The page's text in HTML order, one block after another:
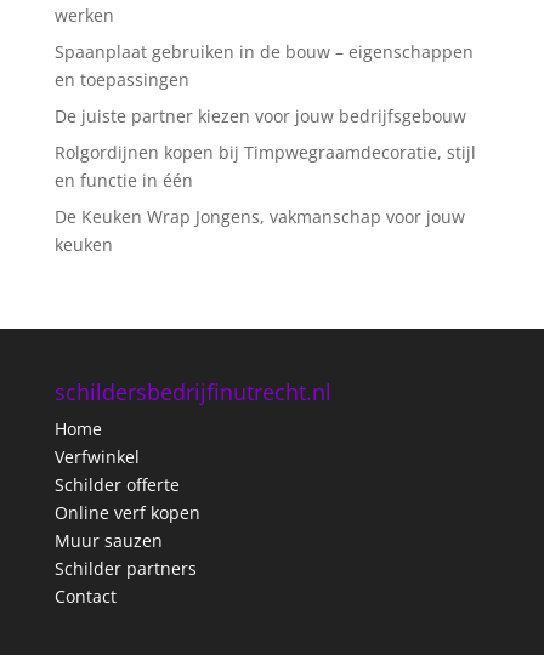
werken
Spaanplaat gebruiken in de bouw – eigenschappen
en toepassingen
De juiste partner kiezen voor jouw bedrijfsgebouw
Rolgordijnen kopen bij Timpwegraamdecoratie, stijl
en functie in één
De Keuken Wrap Jongens, vakmanschap voor jouw
keuken
schildersbedrijfinutrecht.nl
Home
Verfwinkel
Schilder offerte
Online verf kopen
Muur sauzen
Schilder partners
Contact